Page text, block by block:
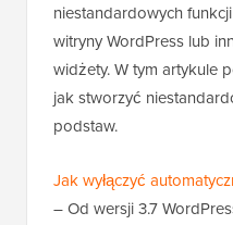
niestandardowych
witryny WordPress lub
widżety. W tym artykule
jak stworzyć
podstaw.
Jak wyłączyć
– Od wersji 3.7